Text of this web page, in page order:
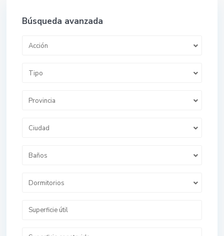
Búsqueda avanzada
Acción
Tipo
Provincia
Ciudad
Baños
Dormitorios